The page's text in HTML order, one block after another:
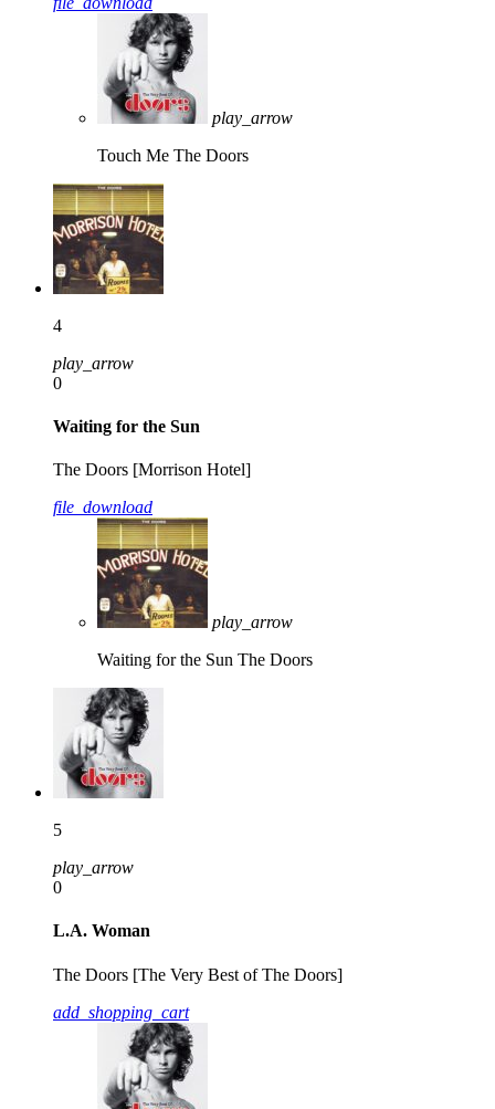
play_arrow
Touch Me The Doors
4
play_arrow
0
Waiting for the Sun
The Doors [Morrison Hotel]
file_download
play_arrow
Waiting for the Sun The Doors
5
play_arrow
0
L.A. Woman
The Doors [The Very Best of The Doors]
add_shopping_cart